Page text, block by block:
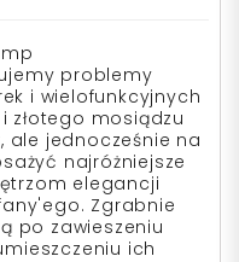
problemy
i wielofunkcyjnych
złotego mosiądzu
ale jednocześnie na
najróżniejsze
elegancji
Zgrabnie
po zawieszeniu
ich